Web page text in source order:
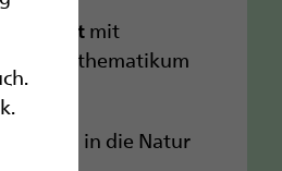
mit
dem Mathematikum
und in die Natur